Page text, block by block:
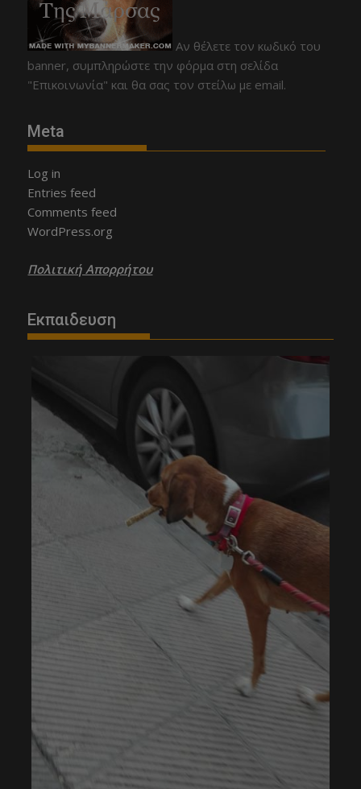
Αν θέλετε τον κωδικό του
banner, συμπληρώστε την φόρμα στη σελίδα
"Επικοινωνία" και θα σας τον στείλω με email.
Meta
Log in
Entries feed
Comments feed
WordPress.org
Πολιτική Απορρήτου
Εκπαιδευση